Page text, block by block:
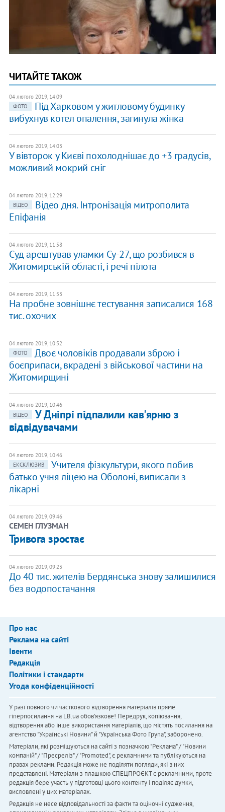
ЧИТАЙТЕ ТАКОЖ
04 лютого 2019, 14:09
ФОТО
Під Харковом у житловому будинку
вибухнув котел опалення, загинула жінка
04 лютого 2019, 14:03
У вівторок у Києві похолоднішає до +3 градусів,
можливий мокрий сніг
04 лютого 2019, 12:29
ВІДЕО
Відео дня. Інтронізація митрополита
Епіфанія
04 лютого 2019, 11:58
Суд арештував уламки Су-27, що розбився в
Житомирській області, і речі пілота
04 лютого 2019, 11:53
На пробне зовнішнє тестування записалися 168
тис. охочих
04 лютого 2019, 10:52
ФОТО
Двоє чоловіків продавали зброю і
боєприпаси, вкрадені з військової частини на
Житомирщині
04 лютого 2019, 10:46
ВІДЕО
У Дніпрі підпалили кав'ярню з
відвідувачами
04 лютого 2019, 10:46
ЕКСКЛЮЗИВ
Учителя фізкультури, якого побив
батько учня ліцею на Оболоні, виписали з
лікарні
04 лютого 2019, 09:46
СЕМЕН ГЛУЗМАН
Тривога зростає
04 лютого 2019, 09:23
До 40 тис. жителів Бердянська знову залишилися
без водопостачання
Про нас
Реклама на сайті
Івенти
Редакція
Політики і стандарти
Угода конфіденційності
У разі повного чи часткового відтворення матеріалів пряме
гіперпосилання на LB.ua обов'язкове! Передрук, копіювання,
відтворення або інше використання матеріалів, що містять посилання на
агентство "Українськi Новини" й "Українська Фото Група", заборонено.
Матеріали, які розміщуються на сайті з позначкою "Реклама" / "Новини
компаній" / "Пресреліз" / "Promoted", є рекламними та публікуються на
правах реклами. Редакція може не поділяти погляди, які в них
представлені. Матеріали з плашкою СПЕЦПРОЄКТ є рекламними, проте
редакція бере участь у підготовці цього контенту і поділяє думки,
висловлені у цих матеріалах.
Редакція не несе відповідальності за факти та оціночні судження,